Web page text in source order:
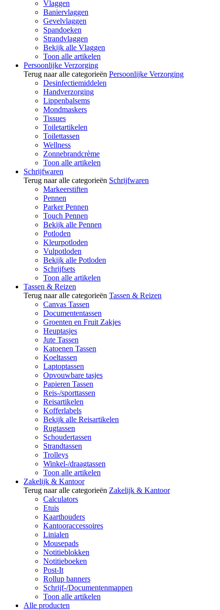
Vlaggen
Baniervlaggen
Gevelvlaggen
Spandoeken
Strandvlaggen
Bekijk alle Vlaggen
Toon alle artikelen
Persoonlijke Verzorging
Terug naar alle categorieën Persoonlijke Verzorging
Desinfectiemiddelen
Handverzorging
Lippenbalsems
Mondmaskers
Tissues
Toiletartikelen
Toilettassen
Wellness
Zonnebrandcrème
Toon alle artikelen
Schrijfwaren
Terug naar alle categorieën Schrijfwaren
Markeerstiften
Pennen
Parker Pennen
Touch Pennen
Bekijk alle Pennen
Potloden
Kleurpotloden
Vulpotloden
Bekijk alle Potloden
Schrijfsets
Toon alle artikelen
Tassen & Reizen
Terug naar alle categorieën Tassen & Reizen
Canvas Tassen
Documententassen
Groenten en Fruit Zakjes
Heuptasjes
Jute Tassen
Katoenen Tassen
Koeltassen
Laptoptassen
Opvouwbare tasjes
Papieren Tassen
Reis-/sporttassen
Reisartikelen
Kofferlabels
Bekijk alle Reisartikelen
Rugtassen
Schoudertassen
Strandtassen
Trolleys
Winkel-/draagtassen
Toon alle artikelen
Zakelijk & Kantoor
Terug naar alle categorieën Zakelijk & Kantoor
Calculators
Etuis
Kaarthouders
Kantooraccessoires
Linialen
Mousepads
Notitieblokken
Notitieboeken
Post-It
Rollup banners
Schrijf-/Documentenmappen
Toon alle artikelen
Alle producten